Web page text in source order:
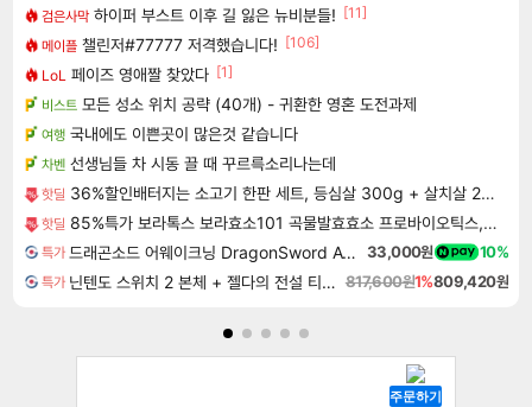
검은사막 하이퍼 부스트 이후 길 잃은 뉴비분들! [11]
메이플 챌린저#77777 저격했습니다! [106]
LoL 페이즈 영애짤 찾았다 [1]
비스트 모든 성소 위치 공략 (40개) - 귀환한 영혼 도전과제
여행 국내에도 이쁜곳이 많은것 같습니다
차벤 선생님들 차 시동 끌 때 꾸르륵소리나는데
핫딜 36%할인배터지는 소고기 한판 세트, 등심살 300g + 살치살 200g + 부채살 200g + 갈비살 200g + 우삼겹 300g, 1.2kg, 1세트
핫딜 85%특가 보라톡스 보라효소101 곡물발효효소 프로바이오틱스, 30포, 1개
특가 드래곤소드 어웨이크닝 DragonSword Awakening 33,000원 10%
특가 닌텐도 스위치 2 본체 + 젤다의 전설 티어스 오브 더 킹덤 닌텐도 스위치 2 에디션 + 젤다의 전설 브레스 오브 더 와일드 닌텐도 스위치 2 에디션 번들 817,600원1%809,420원